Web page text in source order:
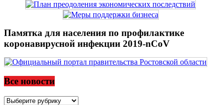
Памятка для населения по профилактике
коронавирусной инфекции 2019-nCoV
Все новости
Все